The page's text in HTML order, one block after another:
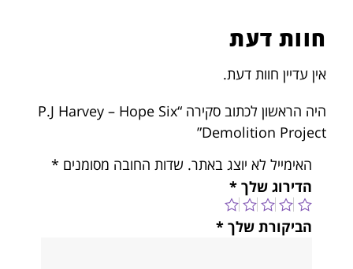
חוות דעת
אין עדיין חוות דעת.
היה הראשון לכתוב סקירה “P.J Harvey – Hope Six
Demolition Project”
האימייל לא יוצג באתר. שדות החובה מסומנים *
הדירוג שלך *
הביקורת שלך *